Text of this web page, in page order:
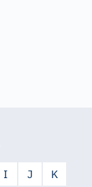
I J
K